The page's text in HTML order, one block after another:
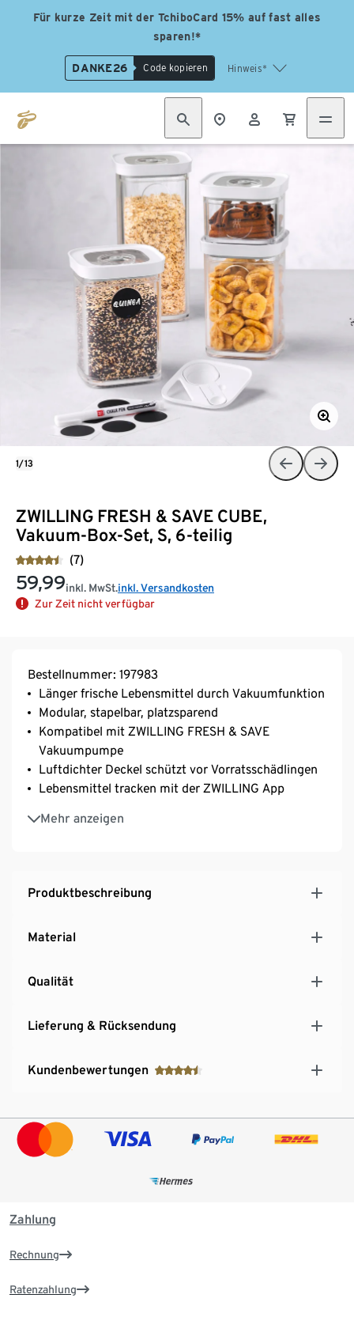
Für kurze Zeit mit der TchiboCard 15% auf fast alles
sparen!*
DANKE26 Code kopieren Hinweis*
ZWILLING FRESH & SAVE CUBE,
Vakuum-Box-Set, S, 6-teilig
(7)
59,99inkl. MwSt.inkl. Versandkosten
Zur Zeit nicht verfügbar
1/13
Bestellnummer: 197983
Länger frische Lebensmittel durch Vakuumfunktion
Modular, stapelbar, platzsparend
Kompatibel mit ZWILLING FRESH & SAVE
Vakuumpumpe
Luftdichter Deckel schützt vor Vorratsschädlingen
Lebensmittel tracken mit der ZWILLING App
Mehr anzeigen
Mit 4-in-1-Einsatz zum Abmessen und Dosieren
Produktbeschreibung
Material
Qualität
Lieferung & Rücksendung
Kundenbewertungen
Zahlung
Rechnung
Ratenzahlung